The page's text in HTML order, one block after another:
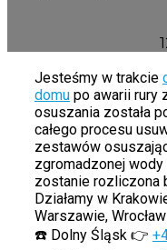
Jesteśmy w trakcie
domu po awarii rury
osuszania została
całego procesu
zestawów
zgromadzonej
zostanie rozliczona
Działamy w
Warszawie,
☎️ Dolny Śląsk 👉